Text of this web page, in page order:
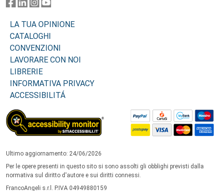
LA TUA OPINIONE
CATALOGHI
CONVENZIONI
LAVORARE CON NOI
LIBRERIE
INFORMATIVA PRIVACY
ACCESSIBILITÁ
Ultimo aggiornamento: 24/06/2026
Per le opere presenti in questo sito si sono assolti gli obblighi previsti dalla
normativa sul diritto d'autore e sui diritti connessi.
FrancoAngeli s.r.l. P.IVA 04949880159